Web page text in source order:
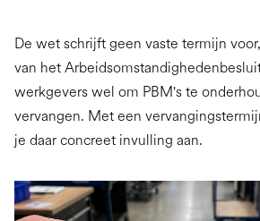
De wet schrijft geen vaste termijn
van het
werkgevers wel om PBM's te
vervangen. Met een
je daar concreet invulling aan.